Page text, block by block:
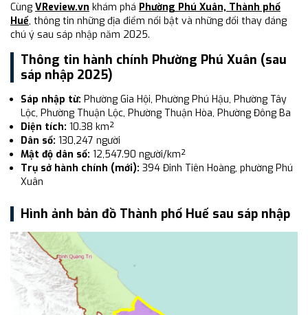
Cùng VReview.vn khám phá Phường Phú Xuân, Thành phố
Huế, thông tin những địa điểm nổi bật và những đổi thay đáng
chú ý sau sáp nhập năm 2025.
Thông tin hành chính Phường Phú Xuân (sau
sáp nhập 2025)
Sáp nhập từ: Phường Gia Hội, Phường Phú Hậu, Phường Tây
Lộc, Phường Thuận Lộc, Phường Thuận Hòa, Phường Đông Ba
Diện tích: 10.38 km²
Dân số: 130,247 người
Mật độ dân số: 12,547.90 người/km²
Trụ sở hành chính (mới): 394 Đinh Tiên Hoàng, phường Phú
Xuân
Hình ảnh bản đồ Thành phố Huế sau sáp nhập